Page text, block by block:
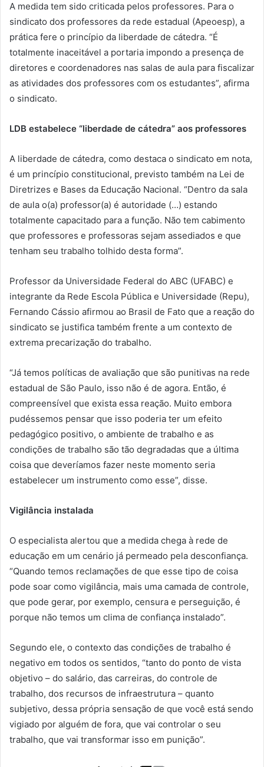
A medida tem sido criticada pelos professores. Para o
sindicato dos professores da rede estadual (Apeoesp), a
prática fere o princípio da liberdade de cátedra. “É
totalmente inaceitável a portaria impondo a presença de
diretores e coordenadores nas salas de aula para fiscalizar
as atividades dos professores com os estudantes”, afirma
o sindicato.
LDB estabelece “liberdade de cátedra” aos professores
A liberdade de cátedra, como destaca o sindicato em nota,
é um princípio constitucional, previsto também na Lei de
Diretrizes e Bases da Educação Nacional. “Dentro da sala
de aula o(a) professor(a) é autoridade (…) estando
totalmente capacitado para a função. Não tem cabimento
que professores e professoras sejam assediados e que
tenham seu trabalho tolhido desta forma”.
Professor da Universidade Federal do ABC (UFABC) e
integrante da Rede Escola Pública e Universidade (Repu),
Fernando Cássio afirmou ao Brasil de Fato que a reação do
sindicato se justifica também frente a um contexto de
extrema precarização do trabalho.
“Já temos políticas de avaliação que são punitivas na rede
estadual de São Paulo, isso não é de agora. Então, é
compreensível que exista essa reação. Muito embora
pudéssemos pensar que isso poderia ter um efeito
pedagógico positivo, o ambiente de trabalho e as
condições de trabalho são tão degradadas que a última
coisa que deveríamos fazer neste momento seria
estabelecer um instrumento como esse”, disse.
Vigilância instalada
O especialista alertou que a medida chega à rede de
educação em um cenário já permeado pela desconfiança.
“Quando temos reclamações de que esse tipo de coisa
pode soar como vigilância, mais uma camada de controle,
que pode gerar, por exemplo, censura e perseguição, é
porque não temos um clima de confiança instalado”.
Segundo ele, o contexto das condições de trabalho é
negativo em todos os sentidos, “tanto do ponto de vista
objetivo – do salário, das carreiras, do controle de
trabalho, dos recursos de infraestrutura – quanto
subjetivo, dessa própria sensação de que você está sendo
vigiado por alguém de fora, que vai controlar o seu
trabalho, que vai transformar isso em punição”.